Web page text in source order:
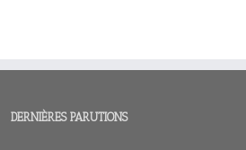
DERNIÈRES PARUTIONS